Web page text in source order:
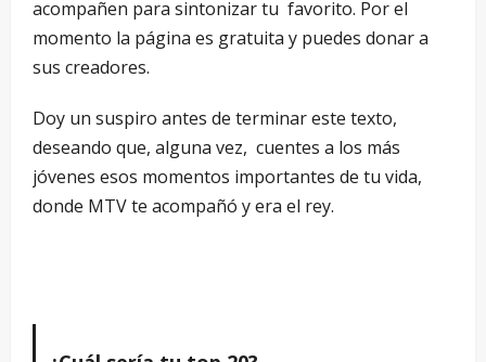
acompañen para sintonizar tu favorito. Por el
momento la página es gratuita y puedes donar a
sus creadores.
Doy un suspiro antes de terminar este texto,
deseando que, alguna vez, cuentes a los más
jóvenes esos momentos importantes de tu vida,
donde MTV te acompañó y era el rey.